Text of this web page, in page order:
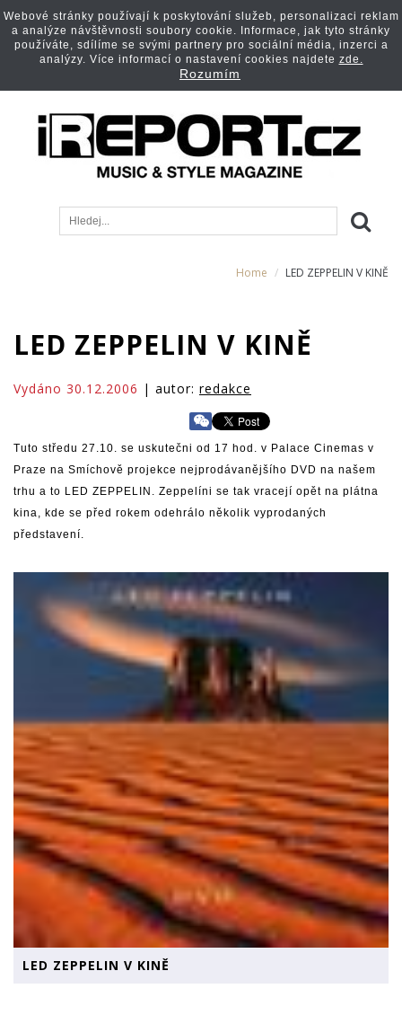
Home LED ZEPPELIN V KINĚ
LED ZEPPELIN V KINĚ
Vydáno 30.12.2006 | autor: redakce
Tuto středu 27.10. se uskutečni od 17 hod. v Palace Cinemas v
Praze na Smíchově projekce nejprodávanějšího DVD na našem
trhu a to LED ZEPPELIN. Zeppelíni se tak vracejí opět na plátna
kina, kde se před rokem odehrálo několik vyprodaných
představení.
LED ZEPPELIN V KINĚ
Webové stránky používají k poskytování služeb, personalizaci reklam
a analýze návštěvnosti soubory cookie. Informace, jak tyto stránky
používáte, sdílíme se svými partnery pro sociální média, inzerci a
analýzy. Více informací o nastavení cookies najdete zde.
Rozumím